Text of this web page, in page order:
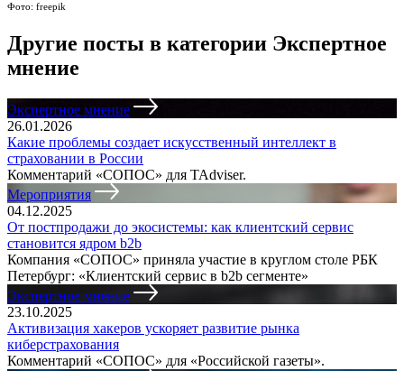
Фото: freepik
Другие посты в категории Экспертное
мнение
Экспертное мнение
26.01.2026
Какие проблемы создает искусственный интеллект в
страховании в России
Комментарий «СОПОС» для TAdviser.
Мероприятия
04.12.2025
От постпродажи до экосистемы: как клиентский сервис
становится ядром b2b
Компания «СОПОС» приняла участие в круглом столе РБК
Петербург: «Клиентский сервис в b2b сегменте»
Экспертное мнение
23.10.2025
Активизация хакеров ускоряет развитие рынка
киберстрахования
Комментарий «СОПОС» для «Российской газеты».